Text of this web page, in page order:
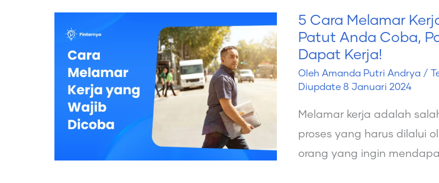
5 Cara Melamar
Patut Anda Coba,
Dapat Kerja!
Oleh Amanda Putri Andrya /
Diupdate8 Januari 2024
Melamar kerja adalah
proses yang harus dilalui
orang yang ingin
5
Cara
Melamar
Kerja
Patut
Anda
Coba,